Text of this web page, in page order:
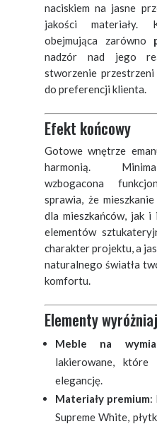
naciskiem na jasne
jakości materiały.
obejmująca zarówno
nadzór nad jego
stworzenie przestrzeni
do preferencji klienta.
Efekt końcowy
Gotowe wnętrze
harmonią.
wzbogacona
sprawia, że
dla mieszkańców, jak
elementów
charakter projektu, a
naturalnego światła
komfortu.
Elementy
Meble na
lakierowane, które
elegancję.
Materiały premium:
Supreme White,